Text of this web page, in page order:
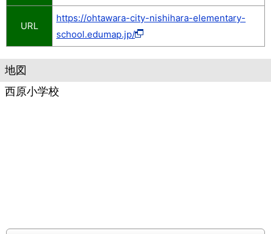
URL
https://ohtawara-city-nishihara-elementary-
school.edumap.jp/
地図
西原小学校